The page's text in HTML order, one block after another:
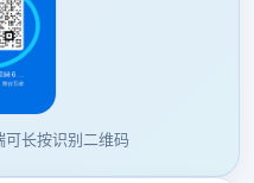
长按识别二维码